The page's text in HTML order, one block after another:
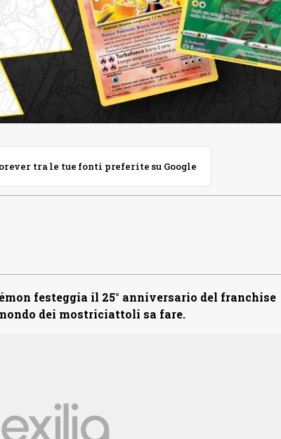
tra le tue fonti preferite su Google
festeggia il 25° anniversario del franchise
dei mostriciattoli sa fare.